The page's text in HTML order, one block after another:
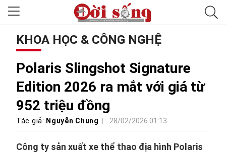
KHOA HỌC & CÔNG NGHỆ
Polaris Slingshot Signature
Edition 2026 ra mắt với giá từ
952 triệu đồng
Tác giả: Nguyễn Chung 28/02/2026 01:13
Công ty sản xuất xe thể thao địa hình Polaris